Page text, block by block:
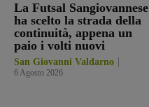
La Futsal Sangiovannese
ha scelto la strada della
continuità, appena un
paio i volti nuovi
San Giovanni Valdarno
6 Agosto 2026